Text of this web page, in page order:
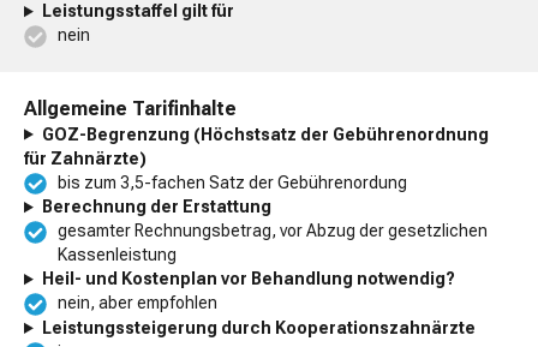
Leistungsstaffel gilt für
nein
Allgemeine Tarifinhalte
GOZ-Begrenzung (Höchstsatz der Gebührenordnung
für Zahnärzte)
bis zum 3,5-fachen Satz der Gebührenordung
Berechnung der Erstattung
gesamter Rechnungsbetrag, vor Abzug der gesetzlichen
Kassenleistung
Heil- und Kostenplan vor Behandlung notwendig?
nein, aber empfohlen
Leistungssteigerung durch Kooperationszahnärzte